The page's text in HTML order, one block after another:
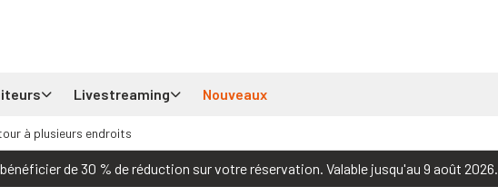
Livestreaming Nouveaux
à plusieurs endroits
de 30 % de réduction sur votre réservation. Valable jusqu'au 9 août 2026.